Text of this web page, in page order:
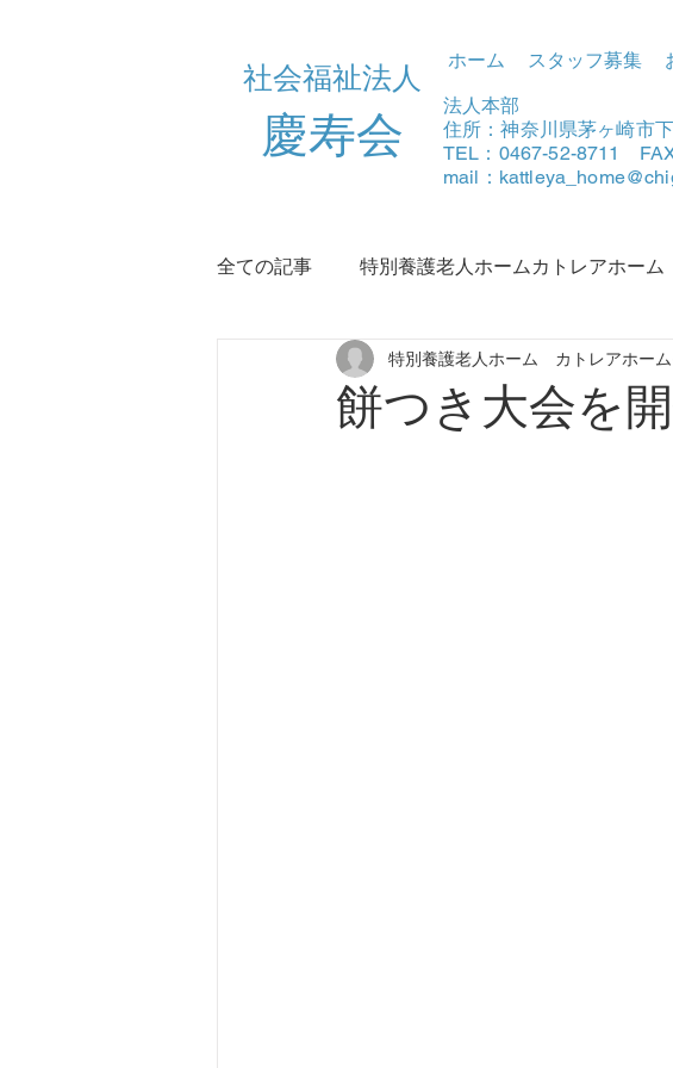
社会福祉法人
​慶寿会
ホーム スタッフ募集
法人本部
住所：神奈川県茅ヶ崎市
TEL：0467-52-8711
mail：
全ての記事 特別養護老人ホームカトレアホーム
デイサービスふる里 浜須賀地区地域包括
餅つき大会を
特別養護老人ホーム カトレアホーム